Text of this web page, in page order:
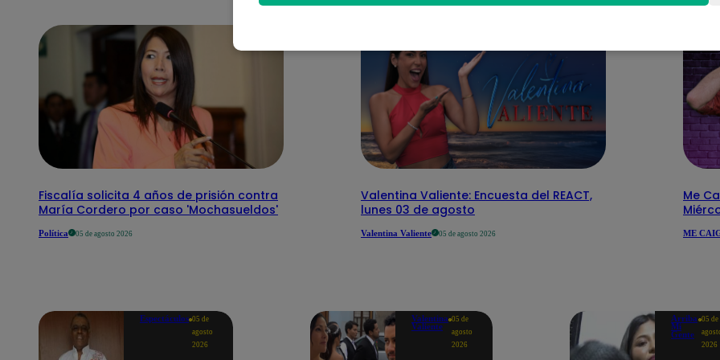
Fiscalía solicita 4 años de prisión contra
María Cordero por caso 'Mochasueldos'
Política 05 de agosto 2026
Valentina Valiente: Encuesta del REACT,
lunes 03 de agosto
Valentina Valiente 05 de agosto 2026
Me
ME
Espectáculos 05 de
agosto
2026
Valentina
Valiente
05 de
agosto
2026
Arriba
Mi
Gente
05 de
2026